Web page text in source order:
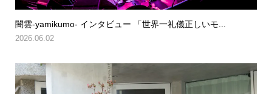
闇雲-yamikumo- インタビュー 「世界一礼儀正しいモ...
2026.06.02